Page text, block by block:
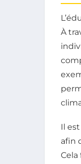
À
Il
afin